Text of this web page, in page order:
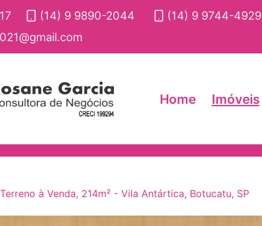
(14) 9 9890-2044 (14) 9 9744-4929
Home Imóveis
Terreno à Venda, 214m² - Vila Antártica, Botucatu, SP